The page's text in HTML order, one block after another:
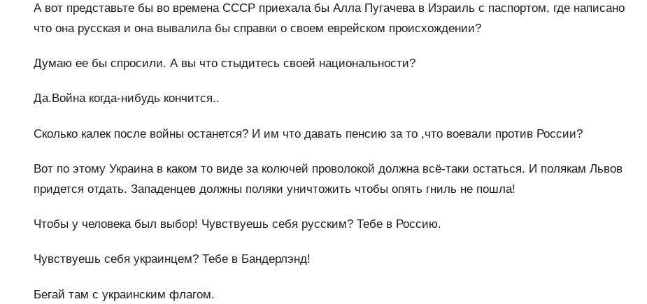
А вот представьте бы во времена СССР приехала бы Алла Пугачева в Израиль с паспортом, где написано
что она русская и она вывалила бы справки о своем еврейском происхождении?
Думаю ее бы спросили. А вы что стыдитесь своей национальности?
Да.Война когда-нибудь кончится..
Сколько калек после войны останется? И им что давать пенсию за то ,что воевали против России?
Вот по этому Украина в каком то виде за колючей проволокой должна всё-таки остаться. И полякам Львов
придется отдать. Западенцев должны поляки уничтожить чтобы опять гниль не пошла!
Чтобы у человека был выбор! Чувствуешь себя русским? Тебе в Россию.
Чувствуешь себя украинцем? Тебе в Бандерлэнд!
Бегай там с украинским флагом.